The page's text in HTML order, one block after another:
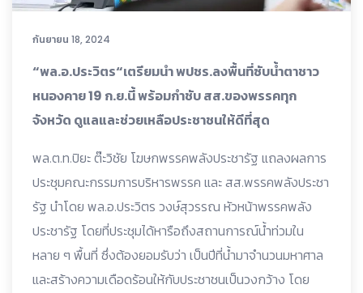
กันยายน 18, 2024
“พล.อ.ประวิตร“เตรียมนำ พปชร.ลงพื้นที่ซับน้ำตาชาว
หนองคาย 19 ก.ย.นี้ พร้อมกำชับ สส.ของพรรคทุก
จังหวัด ดูแลและช่วยเหลือประชาชนให้ดีที่สุด
พล.ต.ท.ปิยะ ต๊ะวิชัย โฆษกพรรคพลังประชารัฐ แถลงผลการ
ประชุมคณะกรรมการบริหารพรรค และ สส.พรรคพลังประชา
รัฐ นำโดย พล.อ.ประวิตร วงษ์สุวรรณ หัวหน้าพรรคพลัง
ประชารัฐ โดยที่ประชุมได้หารือถึงสถานการณ์น้ำท่วมใน
หลาย ๆ พื้นที่ ซึ่งต้องยอมรับว่า เป็นปีที่น้ำมาจำนวนมหาศาล
และสร้างความเดือดร้อนให้กับประชาชนเป็นวงกว้าง โดย